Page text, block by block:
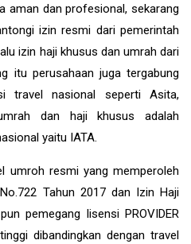
aman dan profesional, sekarang
izin resmi dari pemerintah
izin haji khusus dan umrah dari
itu perusahaan juga tergabung
travel nasional seperti Asita,
dan haji khusus adalah
yaitu IATA.
umroh resmi yang memperoleh
Tahun 2017 dan Izin Haji
pemegang lisensi PROVIDER
dibandingkan dengan travel